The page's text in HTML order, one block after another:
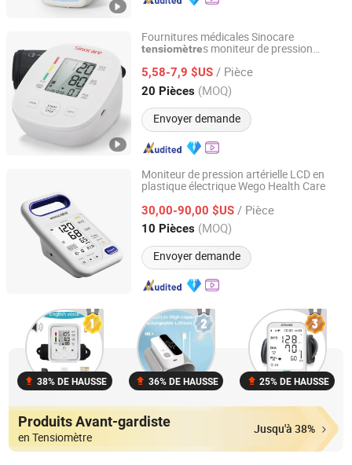
Fournitures médicales Sinocare
tensiomètres moniteur de pression
sphygmomanomètres bras supérieur
tensiomètre
5,58-7,9 $US / Pièce
20 Pièces (MOQ)
Envoyer demande
Changsha Sinocare Inc.
Hunan, China Depuis 2023
Moniteur de pression artérielle LCD en
plastique électrique Wego Health Care
30,00-90,00 $US / Pièce
10 Pièces (MOQ)
Envoyer demande
Foosin Medical Supplies Inc., Ltd.
Shandong, China Depuis 2011
38% DE HAUSSE 36% DE HAUSSE 25% DE HAUSSE
Produits Avant-gardiste
en Tensiomètre
Jusqu'à 38%